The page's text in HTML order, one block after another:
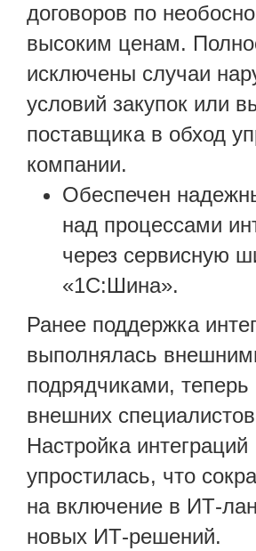
договоров по
высоким ценам.
исключены случаи
условий закупок или
поставщика в обход
компании.
Обеспечен
над процессами
через сервисную
«1С:Шина».
Ранее поддержка
выполнялась
подрядчиками, теперь
внешних
Настройка интеграций
упростилась, что
на включение в ИТ-
новых ИТ-решений.